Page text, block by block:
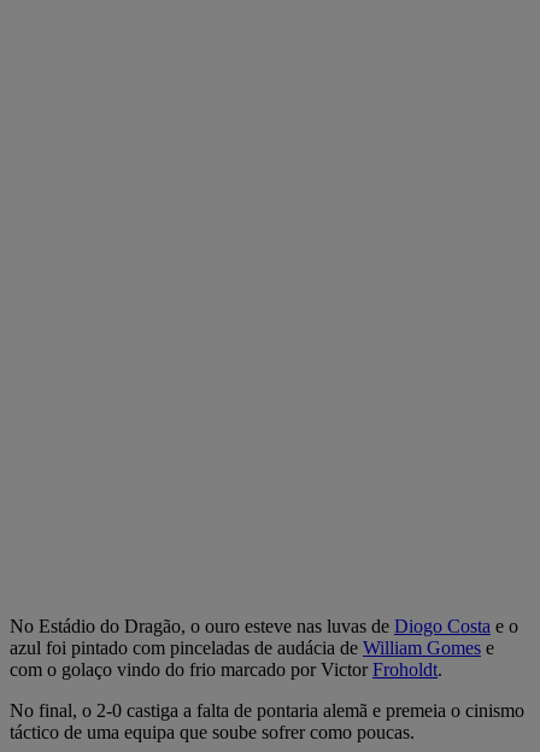
No Estádio do Dragão, o ouro esteve nas luvas de Diogo Costa e o
azul foi pintado com pinceladas de audácia de William Gomes e
com o golaço vindo do frio marcado por VictorFroholdt.
No final, o 2-0 castiga a falta de pontaria alemã e premeia o cinismo
táctico de uma equipa que soube sofrer como poucas.